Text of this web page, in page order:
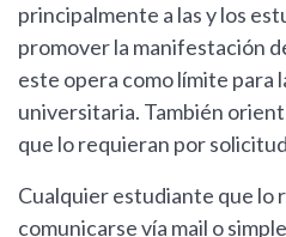
principalmente a las y los
promover la manifestación
este opera como límite para
universitaria. También
que lo requieran por
Cualquier estudiante que lo
comunicarse vía mail o